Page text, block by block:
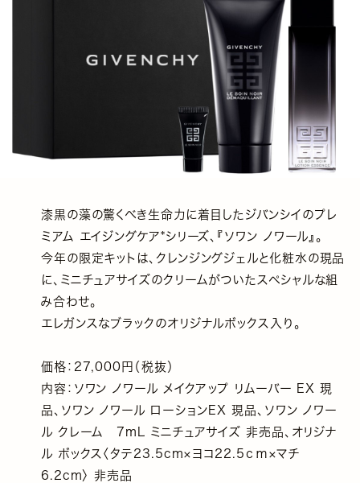
漆黒の藻の驚くべき生命力に着目したジバンシイのプレ
ミアム エイジングケア*シリーズ、『ソワン ノワール』。
今年の限定キットは、クレンジングジェルと化粧水の現品
に、ミニチュアサイズのクリームがついたスペシャルな組
み合わせ。
エレガンスなブラックのオリジナルボックス入り。
価格：27,000円（税抜）
内容：ソワン ノワール メイクアップ リムーバー EX 現
品、ソワン ノワール ローションEX 現品、ソワン ノワー
ル クレーム 7mL ミニチュアサイズ 非売品、オリジナ
ル ボックス〈タテ23.5cm×ヨコ22.5ｃｍ×マチ
6.2cm〉 非売品